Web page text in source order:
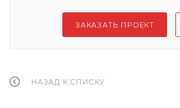
ЗАКАЗАТЬ ПРОЕКТ
НАЗАД К СПИСКУ